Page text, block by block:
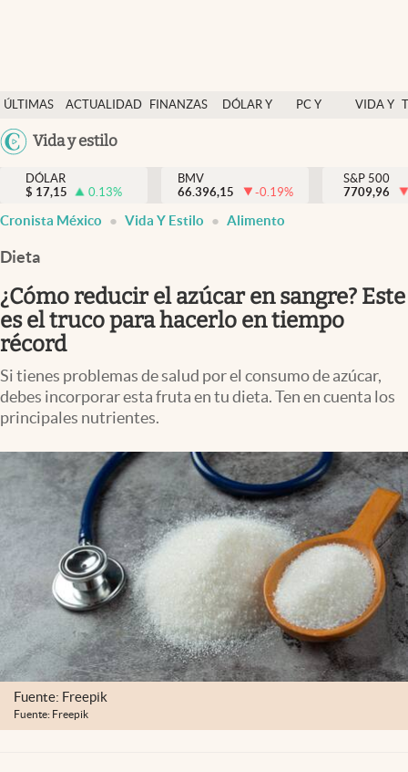
ÚLTIMAS
NOTICIAS
ACTUALIDAD
FINANZAS
DÓLAR Y
PC Y
VIDA Y
México
Vida y estilo
Actualidad
Finanzas y economía
Dólar y mercados
Pc y celular
Vida y estilo
Tv
Clima
Espiritualidad
Mediakit
abre en nueva pestaña
México
DÓLAR
$ 17,15 0.13%
BMV
66.396,15
-0.19%
S&P 500
7709,96
Cronista México Vida Y Estilo Alimento
Dieta
¿Cómo reducir el azúcar en sangre? Este
es el truco para hacerlo en tiempo
récord
Si tienes problemas de salud por el consumo de azúcar,
debes incorporar esta fruta en tu dieta. Ten en cuenta los
principales nutrientes.
Fuente: Freepik
Fuente: Freepik